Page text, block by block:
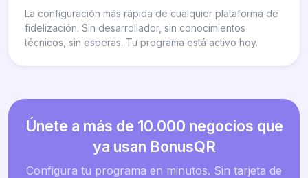
La configuración más rápida de cualquier plataforma de
fidelización. Sin desarrollador, sin conocimientos
técnicos, sin esperas. Tu programa está activo hoy.
Únete a más de 10.000 negocios que
ya usan BonusQR
Configura tu programa en minutos. Sin tarjeta de